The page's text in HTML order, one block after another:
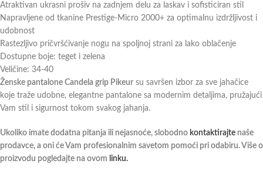
Atraktivan ukrasni prošiv na zadnjem delu za laskav i sofisticiran stil
Napravljene od tkanine Prestige-Micro 2000+ za optimalnu izdržljivost i
udobnost
Rastezljivo pričvršćivanje nogu na spoljnoj strani za lako oblačenje
Dostupne boje: teget i zelena
Veličine: 34-40
Ženske pantalone Candela grip Pikeur su savršen izbor za sve jahačice
koje traže udobne, elegantne pantalone sa modernim detaljima, pružajući
Vam stil i sigurnost tokom svakog jahanja.
Ukoliko imate dodatna pitanja ili nejasnoće, slobodno kontaktirajte naše
prodavce, a oni će Vam profesionalnim savetom pomoći pri odabiru. Više o
proizvodu pogledajte na ovom linku.